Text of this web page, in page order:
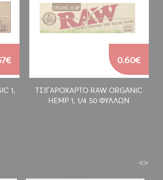
1,
ΤΣΙΓΑΡΟΧΑΡΤΟ RAW ORGANIC
HEMP 1, 1/4 50 ΦΥΛΛΩΝ
0.60€
<>